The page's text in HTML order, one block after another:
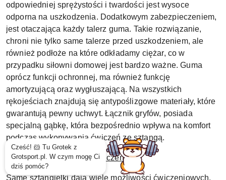
odpowiedniej sprężystości i twardości jest wysoce
odporna na uszkodzenia. Dodatkowym zabezpieczeniem,
jest otaczająca każdy talerz guma. Takie rozwiązanie,
chroni nie tylko same talerze przed uszkodzeniem, ale
również podłoże na które odkładamy ciężar, co w
przypadku siłowni domowej jest bardzo ważne. Guma
oprócz funkcji ochronnej, ma również funkcję
amortyzującą oraz wygłuszającą. Na wszystkich
rękojeściach znajdują się antypoślizgowe materiały, które
gwarantują pewny uchwyt. Łącznik gryfów, posiada
specjalną gąbkę, która bezpośrednio wpływa na komfort
podczas wykonywania ćwiczeń ze sztangą.
Niezliczone możliwości ćwiczeniowe
Same sztangielki dają wiele możliwości ćwiczeniowych,